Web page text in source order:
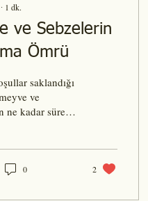
∙ 1 dk.
ve Sebzelerin
Ömrü
saklandığı
ve
ne kadar süre
0 2